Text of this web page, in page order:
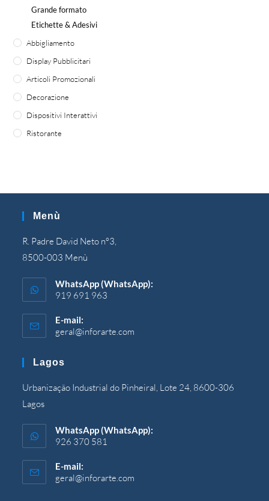
Grande formato
Etichette & Adesivi
Abbigliamento
Display Pubblicitari
Articoli Promozionali
Decorazione
Dispositivi Interattivi
Ristorante
Menù
R. Padre David Neto nº3,
8500-003 Menù
WhatsApp (WhatsApp):
919 691 963
E-mail:
geral@inforarte.com
Lagos
Urbanização Industrial do Pinheiral, Lote 24, 8600-306
Lagos
WhatsApp (WhatsApp):
926 370 581
E-mail:
geral@inforarte.com